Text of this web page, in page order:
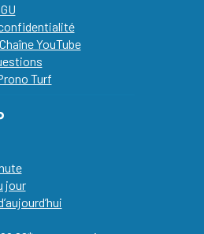
YouTube
Turf
jour